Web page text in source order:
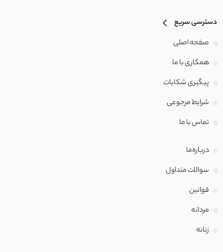
دسترسی سریع
صفحه اصلی
همکاری با ما
پیگیری شکایات
شرایط مرجوعی
تماس با‌ ما
درباره‌ما
سوالات متداول
قوانین
مردانه
زنانه